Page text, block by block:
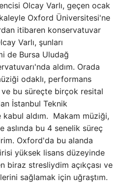
Olcay Varlı, geçen ocak
Oxford Üniversitesi'ne
itibaren konservatuvar
Varlı, şunları
de Bursa Uludağ
aldım. Orada
odaklı, performans
bu süreçte birçok resital
İstanbul Teknik
aldım. Makam müziği,
aslında bu 4 senelik süreç
Oxford'da bu alanda
yüksek lisans düzeyinde
biraz stresliydim açıkçası ve
sağlamak için uğraştım.